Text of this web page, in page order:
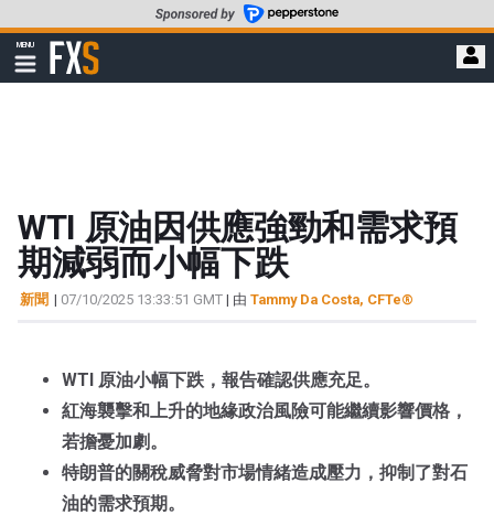
至
要
MENU
顯
示
FXStreet
WTI 原油因供應強勁和需求預
期減弱而小幅下跌
新聞 | 07/10/2025 13:33:51 GMT | 由 Tammy Da Costa, CFTe®
WTI 原油小幅下跌，報告確認供應充足。
紅海襲擊和上升的地緣政治風險可能繼續影響價格，
若擔憂加劇。
特朗普的關稅威脅對市場情緒造成壓力，抑制了對石
油的需求預期。